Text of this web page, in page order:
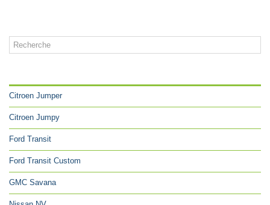
Citroen Jumper
Citroen Jumpy
Ford Transit
Ford Transit Custom
GMC Savana